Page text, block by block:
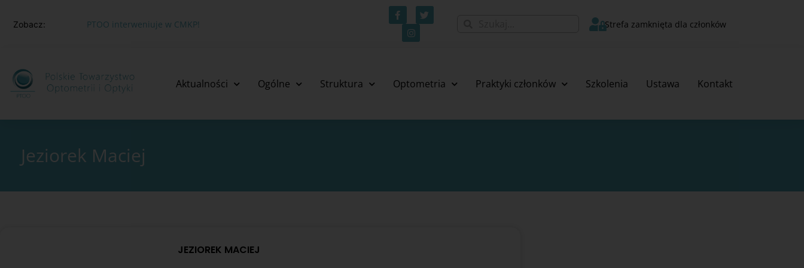
Zobacz: PTOO interweniuje w CMKP! Strefa zamknięta dla członków
Aktualności Ogólne Struktura Optometria Praktyki członków Szkolenia Ustawa Kontakt
Jeziorek Maciej
JEZIOREK MACIEJ